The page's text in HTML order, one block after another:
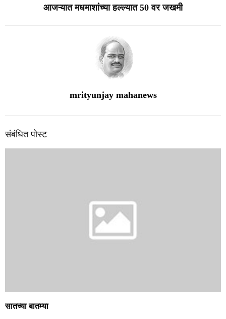
आजऱ्यात मधमाशांच्या हल्ल्यात 50 वर जखमी
mrityunjay mahanews
संबंधित पोस्ट
सातच्या बातम्या